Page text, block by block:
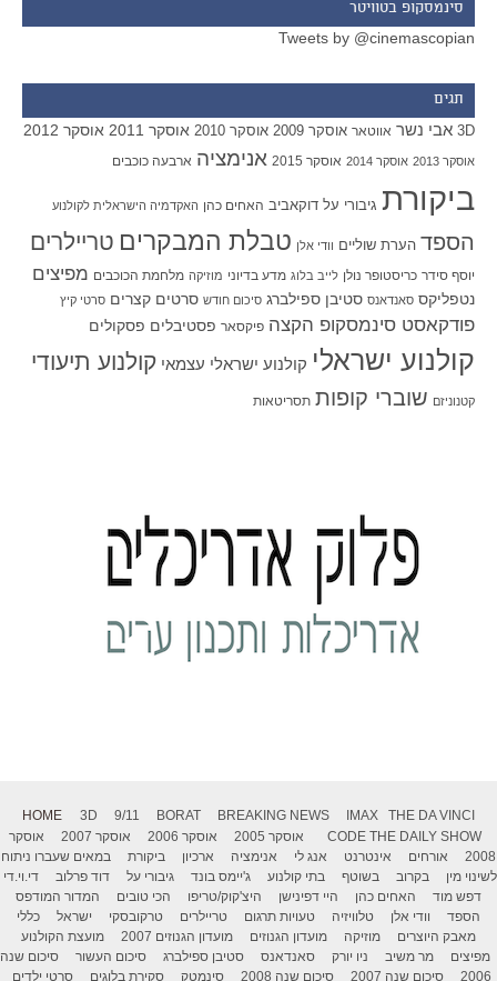
סינמסקופ בטוויטר
Tweets by @cinemascopian
תגים
3D אבי נשר אווטאר אוסקר 2009 אוסקר 2010 אוסקר 2011 אוסקר 2012
אוסקר 2013 אוסקר 2014 אוסקר 2015 אנימציה ארבעה כוכבים
ביקורת גיבורי על דוקאביב האחים כהן האקדמיה הישראלית לקולנוע
הספד הערת שוליים וודי אלן טבלת המבקרים טריילרים
יוסף סידר כריסטופר נולן לייב בלוג מדע בדיוני מוזיקה מלחמת הכוכבים מפיצים
נטפליקס סאנדאנס סטיבן ספילברג סיכום חודש סרטים קצרים סרטי קיץ
פודקאסט סינמסקופ הקצה פיקסאר פסטיבלים פסקולים
קולנוע ישראלי קולנוע ישראלי עצמאי קולנוע תיעודי
קטנוניזם שוברי קופות תסריטאות
HOME 3D 9/11 BORAT BREAKING NEWS IMAX
THE DA VINCI
CODE THE DAILY SHOW אוסקר 2005 אוסקר 2006 אוסקר 2007
אוסקר
2008
אורחים אינטרנט אנג לי אנימציה ארכיון ביקורת
במאים שעברו ניתוח
לשינוי מין
בקרוב בשוטף בתי קולנוע ג'יימס בונד גיבורי על דוד פרלוב
די.וי.די
דפש מוד
האחים כהן היי דפינישן היצ'קוק/טריפו הכי טובים
המדור המודפס
הספד
וודי אלן טלוויזיה טעויות תרגום טריילרים טרקובסקי ישראל
כללי
מאבק היוצרים
מוזיקה מועדון הגנוזים מועדון הגנוזים 2007
מועצת הקולנוע
מפיצים
מר משיב ניו יורק סאנדאנס סטיבן ספילברג סיכום העשור
סיכום שנה
2006
סיכום שנה 2007 סיכום שנה 2008 סינמטק סקירת בלוגים סרטי ילדים